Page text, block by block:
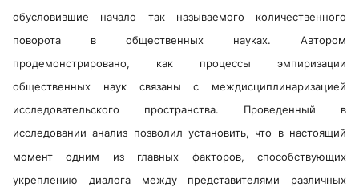
обусловившие начало так называемого количественного
поворота в общественных науках. Автором
продемонстрировано, как процессы эмпиризации
общественных наук связаны с междисциплинаризацией
исследовательского пространства. Проведенный в
исследовании анализ позволил установить, что в настоящий
момент одним из главных факторов, способствующих
укреплению диалога между представителями различных